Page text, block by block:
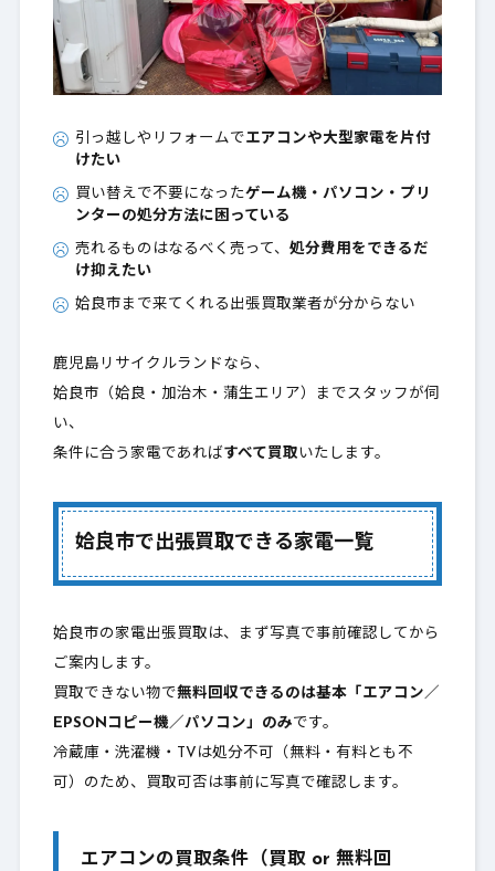
引っ越しやリフォームでエアコンや大型家電を片付
けたい
買い替えで不要になったゲーム機・パソコン・プリ
ンターの処分方法に困っている
売れるものはなるべく売って、処分費用をできるだ
け抑えたい
姶良市まで来てくれる出張買取業者が分からない
鹿児島リサイクルランドなら、
姶良市（姶良・加治木・蒲生エリア）までスタッフが伺
い、
条件に合う家電であればすべて買取いたします。
姶良市で出張買取できる家電一覧
姶良市の家電出張買取は、まず写真で事前確認してから
ご案内します。
買取できない物で無料回収できるのは基本「エアコン／
EPSONコピー機／パソコン」のみ です。
冷蔵庫・洗濯機・TVは処分不可（無料・有料とも不
可）のため、買取可否は事前に写真で確認します。
エアコンの買取条件（買取 or 無料回